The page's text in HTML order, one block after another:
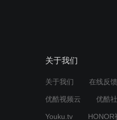
关于我们
关于我们 在线反馈
优酷视频云 优酷
Youku.tv HONOR